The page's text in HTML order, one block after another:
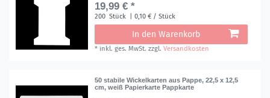
19,99 € *
200 Stück | 0,10 € / Stück
In den Warenkorb
* inkl. ges. MwSt. zzgl.Versandkosten
50 stabile Wickelkarten aus Pappe, 22,5 x 12,5
cm, weiß Papierkarte Pappkarte